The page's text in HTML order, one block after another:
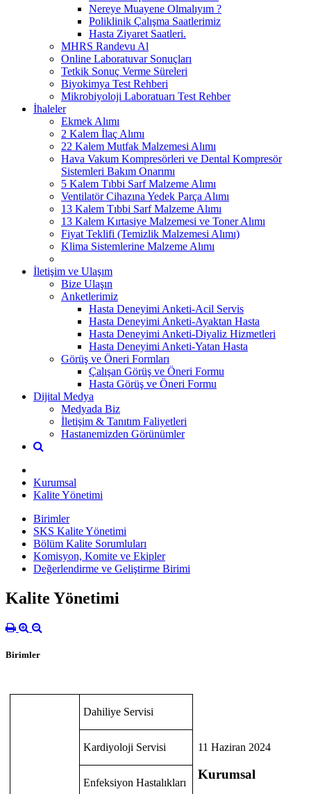
Nereye Muayene Olmalıyım ?
Poliklinik Çalışma Saatlerimiz
Hasta Ziyaret Saatleri.
MHRS Randevu Al
Online Laboratuvar Sonuçları
Tetkik Sonuç Verme Süreleri
Biyokimya Test Rehberi
Mikrobiyoloji Laboratuarı Test Rehber
İhaleler
Ekmek Alımı
2 Kalem İlaç Alımı
22 Kalem Mutfak Malzemesi Alımı
Hava Vakum Kompresörleri ve Dental Kompresör
Sistemleri Bakım Onarımı
5 Kalem Tıbbi Sarf Malzeme Alımı
Ventilatör Cihazına Yedek Parça Alımı
13 Kalem Tıbbi Sarf Malzeme Alımı
13 Kalem Kırtasiye Malzemesi ve Toner Alımı
Fiyat Teklifi (Temizlik Malzemesi Alımı)
Klima Sistemlerine Malzeme Alımı
İletişim ve Ulaşım
Bize Ulaşın
Anketlerimiz
Hasta Deneyimi Anketi-Acil Servis
Hasta Deneyimi Anketi-Ayaktan Hasta
Hasta Deneyimi Anketi-Diyaliz Hizmetleri
Hasta Deneyimi Anketi-Yatan Hasta
Görüş ve Öneri Formları
Çalışan Görüş ve Öneri Formu
Hasta Görüş ve Öneri Formu
Dijital Medya
Medyada Biz
İletişim & Tanıtım Faliyetleri
Hastanemizden Görünümler
Kurumsal
Kalite Yönetimi
Birimler
SKS Kalite Yönetimi
Bölüm Kalite Sorumluları
Komisyon, Komite ve Ekipler
Değerlendirme ve Geliştirme Birimi
Kalite Yönetimi
Birimler
Dahiliye Servisi
Kardiyoloji Servisi
Enfeksiyon Hastalıkları
11 Haziran 2024
Kurumsal